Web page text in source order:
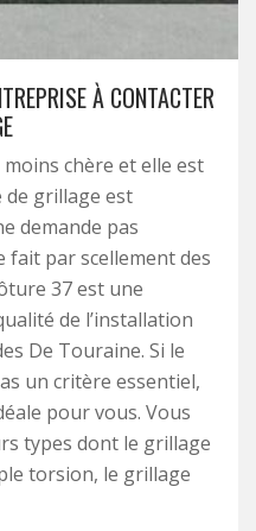
À CONTACTER
chère et elle est
de grillage est
demande pas
fait par scellement des
37 est une
de l’installation
De Touraine. Si le
un critère essentiel,
pour vous. Vous
types dont le grillage
torsion, le grillage